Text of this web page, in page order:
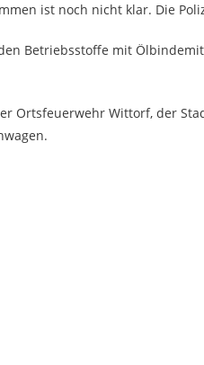
ist noch nicht klar. Die
Betriebsstoffe mit
Ortsfeuerwehr Wittorf, der